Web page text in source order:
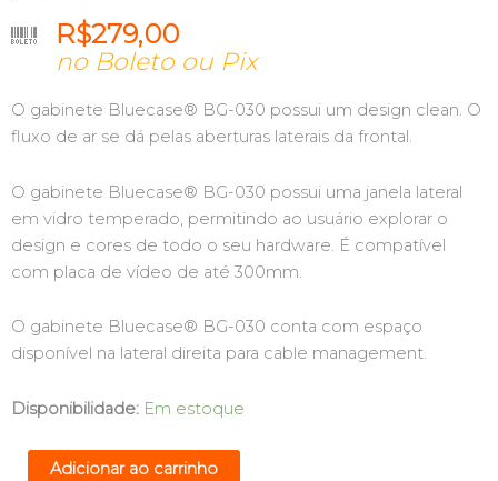
R$279,00
no Boleto ou Pix
O gabinete Bluecase® BG-030 possui um design clean. O
fluxo de ar se dá pelas aberturas laterais da frontal.
O gabinete Bluecase® BG-030 possui uma janela lateral
em vidro temperado, permitindo ao usuário explorar o
design e cores de todo o seu hardware. É compatível
com placa de vídeo de até 300mm.
O gabinete Bluecase® BG-030 conta com espaço
disponível na lateral direita para cable management.
Disponibilidade: Em estoque
GABINETE
PRETOAdicionar ao carrinho